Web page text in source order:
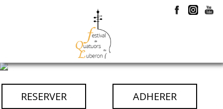
RESERVER ADHERER